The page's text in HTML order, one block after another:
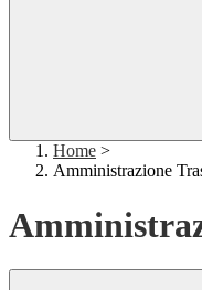
Home >
Amministrazione